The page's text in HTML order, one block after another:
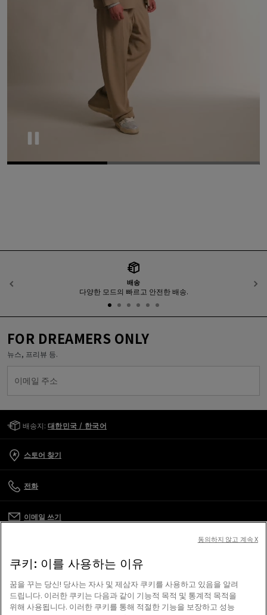
배송
다양한 모드의 빠르고 안전한 배송.
이전
FOR DREAMERS ONLY
뉴스, 프리뷰 등.
이메일 주소
배송지: 대한민국 / 한국어
스토어 찾기
전화
이메일 쓰기
이용 약관
쿠키: 이를 사용하는 이유
꿈을 꾸는 당신! 당사는 자사 및 제삼자 쿠키를 사용하고 있음을 알려
드립니다. 이러한 쿠키는 다음과 같이 기능적 목적 및 통계적 목적을
위해 사용됩니다. 이러한 쿠키를 통해 적절한 기능을 보장하고 성능
동의하지 않고 계속 X